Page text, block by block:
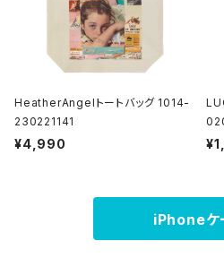
HeatherAngelトートバッグ 1014-
230221141
¥4,990
iPhoneケ